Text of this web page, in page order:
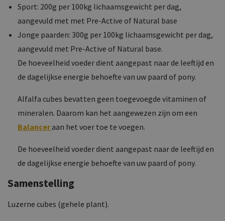
Sport: 200g per 100kg lichaamsgewicht per dag,
aangevuld met met Pre-Active of Natural base
Jonge paarden: 300g per 100kg lichaamsgewicht per dag,
aangevuld met Pre-Active of Natural base.
De hoeveelheid voeder dient aangepast naar de leeftijd en
de dagelijkse energie behoefte van uw paard of pony.
Alfalfa cubes bevatten geen toegevoegde vitaminen of
mineralen. Daarom kan het aangewezen zijn om een
Balanceraan het voer toe te voegen.
De hoeveelheid voeder dient aangepast naar de leeftijd en
de dagelijkse energie behoefte van uw paard of pony.
Samenstelling
Luzerne cubes (gehele plant).